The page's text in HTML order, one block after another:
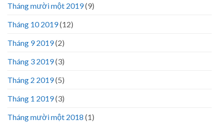
Tháng mười một 2019(9)
Tháng 10 2019(12)
Tháng 9 2019(2)
Tháng 3 2019(3)
Tháng 2 2019(5)
Tháng 1 2019(3)
Tháng mười một 2018 (1)